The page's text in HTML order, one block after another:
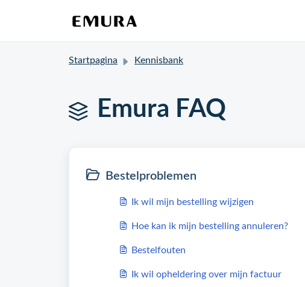
Startpagina Kennisbank
Emura FAQ
Bestelproblemen
Ik wil mijn bestelling wijzigen
Hoe kan ik mijn bestelling annuleren?
Bestelfouten
Ik wil opheldering over mijn factuur